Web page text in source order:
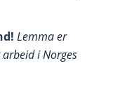
Lemma er
i Norges